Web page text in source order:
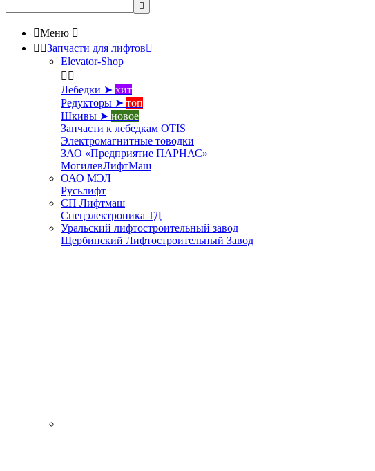

Меню 
 Запчасти для лифтов
Elevator-Shop
 
Лебедки ➤ хит
Редукторы ➤ топ
Шкивы ➤ новое
Запчасти к лебедкам OTIS
Электромагнитные товодки
ЗАО «Предприятие ПАРНАС»
МогилевЛифтМаш
ОАО МЭЛ
Русьлифт
СП Лифтмаш
Спецэлектроника ТД
Уральский лифтостроительный завод
Щербинский Лифтостроительный Завод